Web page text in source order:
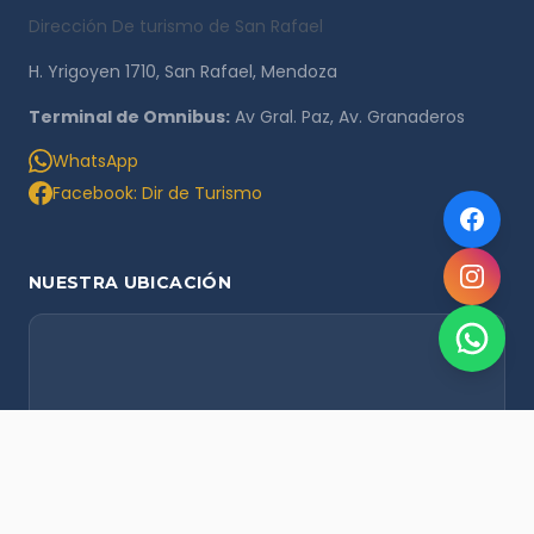
Dirección De turismo de San Rafael
H. Yrigoyen 1710, San Rafael, Mendoza
Terminal de Omnibus: Av Gral. Paz, Av. Granaderos
WhatsApp
Facebook: Dir de Turismo
NUESTRA UBICACIÓN